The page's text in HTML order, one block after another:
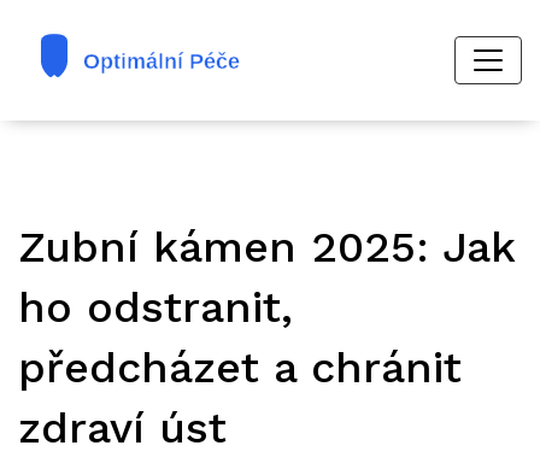
Zubní kámen 2025: Jak
ho odstranit,
předcházet a chránit
zdraví úst